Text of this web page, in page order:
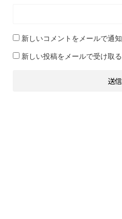
新しいコメントをメールで通知
新しい投稿をメールで受け取る